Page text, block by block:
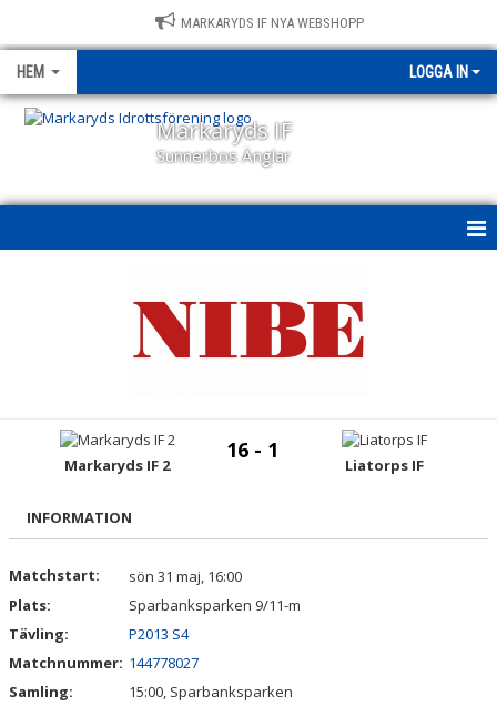
MARKARYDS IF NYA WEBSHOPP
HEM LOGGA IN
Markaryds IF
Sunnerbos Änglar
BILDGALLERI
DOKUMENT
MATCHER
UPPDRAG I FÖRENINGEN
SPONSRING & SAMARBETEN
Markaryds IF 2
16 - 1
Liatorps IF
INFORMATION
Matchstart:
sön 31 maj, 16:00
Plats:
Sparbanksparken 9/11-m
Tävling:
P2013 S4
Matchnummer: 144778027
Samling:
15:00, Sparbanksparken